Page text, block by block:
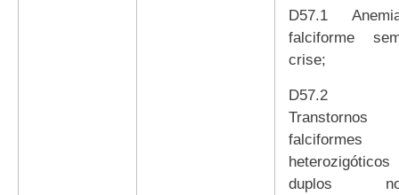
D57.1 Anemia
falciforme
crise;
D57.2
Transtornos
falciformes
heterozigóticos
duplos